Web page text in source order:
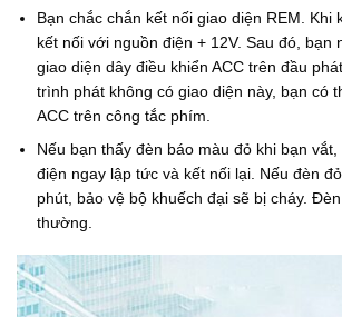
Bạn chắc chắn kết nối giao diện REM. Khi
kết nối với nguồn điện + 12V. Sau đó, bạn
giao diện dây điều khiển ACC trên đầu
trình phát không có giao diện này, bạn có
ACC trên công tắc phím.
Nếu bạn thấy đèn báo màu đỏ khi bạn
điện ngay lập tức và kết nối lại. Nếu đèn
phút, bảo vệ bộ khuếch đại sẽ bị cháy.
thường.